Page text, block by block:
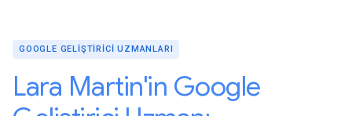
GOOGLE GELİŞTİRİCİ UZMANLARI
Lara Martin'in Google